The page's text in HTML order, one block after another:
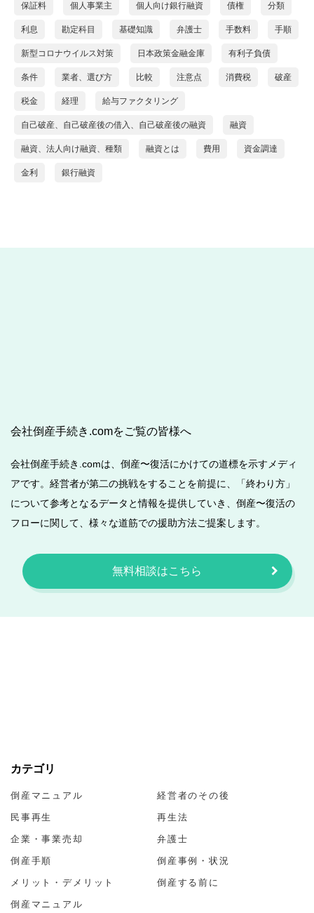
保証料 個人事業主 個人向け銀行融資 債権 分類
利息 勘定科目 基礎知識 弁護士 手数料 手順
新型コロナウイルス対策 日本政策金融金庫 有利子負債
条件 業者、選び方 比較 注意点 消費税 破産
税金 経理 給与ファクタリング
自己破産、自己破産後の借入、自己破産後の融資 融資
融資、法人向け融資、種類 融資とは 費用 資金調達
金利 銀行融資
会社倒産手続き.comをご覧の皆様へ
会社倒産手続き.comは、倒産〜復活にかけての道標を示すメディ
アです。経営者が第二の挑戦をすることを前提に、「終わり方」
について参考となるデータと情報を提供していき、倒産〜復活の
フローに関して、様々な道筋での援助方法ご提案します。
無料相談はこちら
カテゴリ
倒産マニュアル 経営者のその後
民事再生 再生法
企業・事業売却 弁護士
倒産手順 倒産事例・状況
メリット・デメリット 倒産する前に
倒産マニュアル